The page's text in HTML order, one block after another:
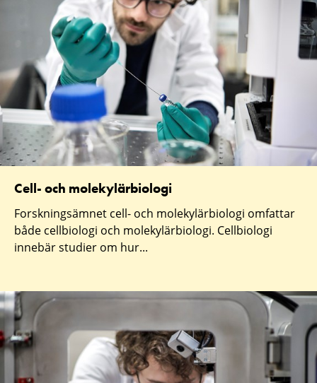
Cell- och molekylärbiologi
Forskningsämnet cell- och molekylärbiologi omfattar
både cellbiologi och molekylärbiologi. Cellbiologi
innebär studier om hur...